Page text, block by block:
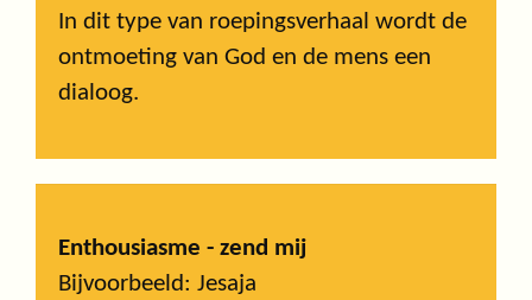
In dit type van roepingsverhaal wordt de
ontmoeting van God en de mens een
dialoog.
Enthousiasme - zend mij
Bijvoorbeeld: Jesaja